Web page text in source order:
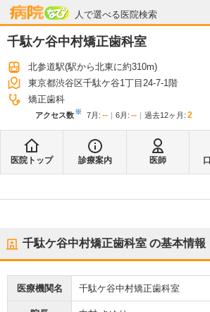
人で選べる医院検索
病院なび
千駄ケ谷中村矯正歯科室
北参道駅(駅から北東に約310m)
東京都渋谷区千駄ケ谷1丁目24-7-1階
矯正歯科
アクセス数※ 7月 : -- 6月 : -- 過去12ヶ月: 2
医院トップ 診療案内 医師
千駄ケ谷中村矯正歯科室 の基本情報
医療機関名 千駄ケ谷中村矯正歯科室